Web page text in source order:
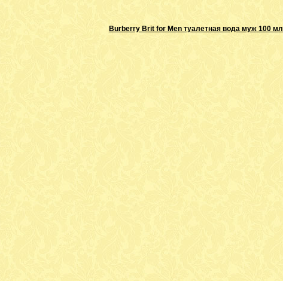
Burberry Brit for Men туалетная вода муж 100 мл